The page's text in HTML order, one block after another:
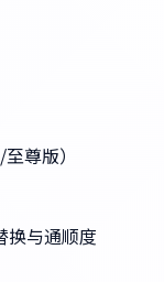
尊版）
换与通顺度